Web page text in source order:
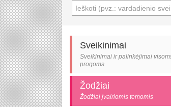
Sveikinimai
Sveikinimai ir palinkėjimai
progoms
Žodžiai
Žodžiai įvairiomis temomis